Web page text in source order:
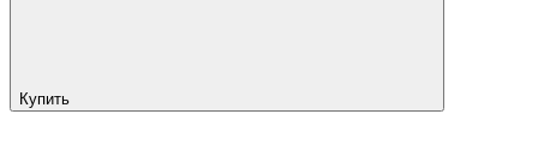
Купить